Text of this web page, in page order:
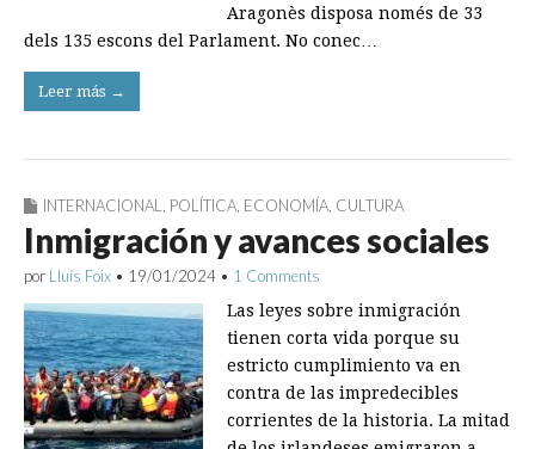
Aragonès disposa només de 33
dels 135 escons del Parlament. No conec…
Leer más →
INTERNACIONAL POLÍTICA ECONOMÍA CULTURA
Inmigración y avances sociales
por Lluís Foix • 19/01/2024 • 1 Comments
Las leyes sobre inmigración
tienen corta vida porque su
estricto cumplimiento va en
contra de las impredecibles
corrientes de la historia. La mitad